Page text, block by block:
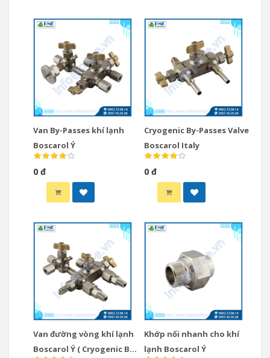
Van By-Passes khí lạnh
Boscarol Ý
0 đ
Cryogenic By-Passes Valve
Boscarol Italy
0 đ
Van đường vòng khí lạnh
Boscarol Ý ( Cryogenic By-
Khớp nối nhanh cho khí
lạnh Boscarol Ý